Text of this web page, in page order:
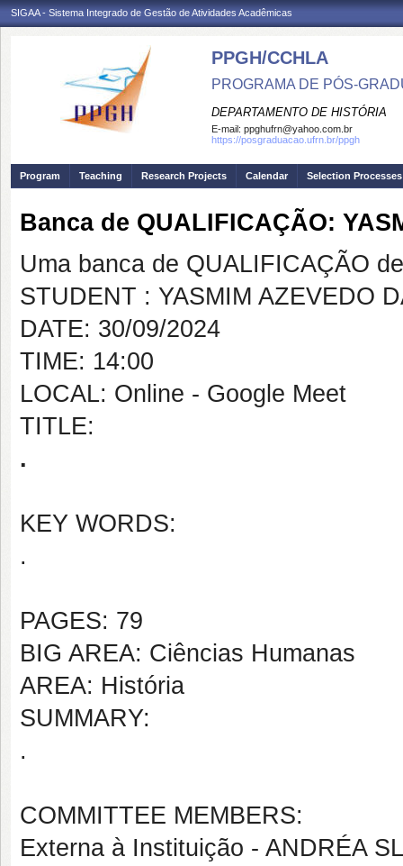
SIGAA - Sistema Integrado de Gestão de Atividades Acadêmicas
PPGH/CCHLA
PROGRAMA DE PÓS-
DEPARTAMENTO DE HISTÓRIA
E-mail: ppghufrn@yahoo.com.br
https://posgraduacao.ufrn.br/ppgh
Program Teaching Research Projects Calendar Selection Processes
Banca de QUALIFICAÇÃO:
Uma banca de QUALIFICAÇÃO
STUDENT : YASMIM AZEVEDO
DATE: 30/09/2024
TIME: 14:00
LOCAL: Online - Google Meet
TITLE:
.
KEY WORDS:
.
PAGES: 79
BIG AREA: Ciências Humanas
AREA: História
SUMMARY:
.
COMMITTEE MEMBERS:
Externa à Instituição - ANDRÉA